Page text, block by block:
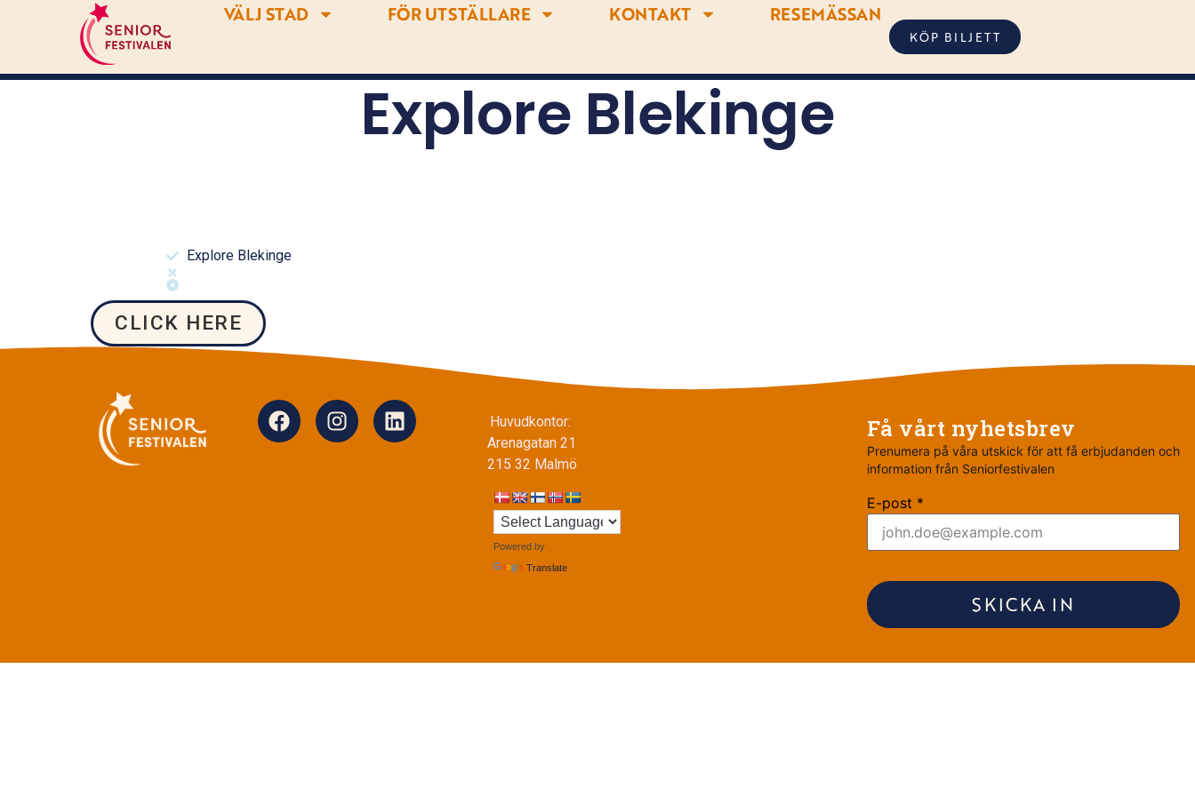
VÄLJ STAD FÖR UTSTÄLLARE KONTAKT RESEMÄSSAN
KÖP BILJETT
Explore Blekinge
Explore Blekinge
CLICK HERE
Huvudkontor:
Arenagatan 21
215 32 Malmö
Powered by
Translate
Få vårt nyhetsbrev
Prenumera på våra utskick för att få erbjudanden och
information från Seniorfestivalen
E-post *
SKICKA IN